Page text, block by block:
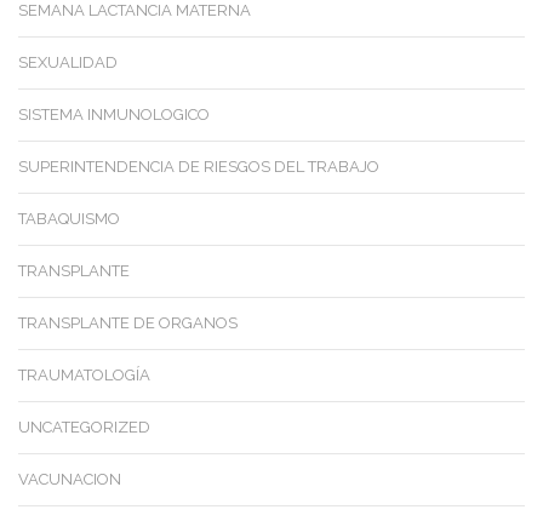
SEMANA LACTANCIA MATERNA
SEXUALIDAD
SISTEMA INMUNOLOGICO
SUPERINTENDENCIA DE RIESGOS DEL TRABAJO
TABAQUISMO
TRANSPLANTE
TRANSPLANTE DE ORGANOS
TRAUMATOLOGÍA
UNCATEGORIZED
VACUNACION